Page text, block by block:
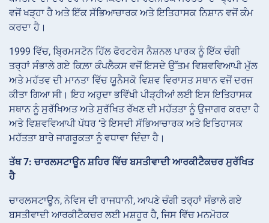
ਵਜੋਂ ਖੜ੍ਹਾ ਹੈ ਅਤੇ ਇੱਕ ਸੱਭਿਆਚਾਰਕ ਅਤੇ ਇਤਿਹਾਸਕ ਨਿਸ਼ਾਨ ਵਜੋਂ ਕੰਮ
ਕਰਦਾ ਹੈ।
1999 ਵਿੱਚ, ਬ੍ਰਿਮਸਟੋਨ ਹਿੱਲ ਫੋਰਟਰੇਸ ਨੈਸ਼ਨਲ ਪਾਰਕ ਨੂੰ ਇੱਕ ਚੰਗੀ
ਤਰ੍ਹਾਂ ਸੰਭਾਲੇ ਗਏ ਕਿਲ਼ਾ ਕੰਪਲੈਕਸ ਵਜੋਂ ਇਸਦੇ ਉੱਤਮ ਵਿਸ਼ਵਵਿਆਪੀ ਮੁੱਲ
ਅਤੇ ਮਹੱਤਵ ਦੀ ਮਾਨਤਾ ਵਿੱਚ ਯੂਨੈਸਕੋ ਵਿਸ਼ਵ ਵਿਰਾਸਤ ਸਥਾਨ ਵਜੋਂ ਦਰਜ
ਕੀਤਾ ਗਿਆ ਸੀ। ਇਹ ਅਹੁਦਾ ਭਵਿੱਖੀ ਪੀੜ੍ਹੀਆਂ ਲਈ ਇਸ ਇਤਿਹਾਸਕ
ਸਥਾਨ ਨੂੰ ਸੁਰੱਖਿਅਤ ਅਤੇ ਸੁਰੱਖਿਤ ਰੱਖਣ ਦੀ ਮਹੱਤਤਾ ਨੂੰ ਉਜਾਗਰ ਕਰਦਾ ਹੈ
ਅਤੇ ਵਿਸ਼ਵਵਿਆਪੀ ਪੱਧਰ ‘ਤੇ ਇਸਦੀ ਸੱਭਿਆਚਾਰਕ ਅਤੇ ਇਤਿਹਾਸਕ
ਮਹੱਤਤਾ ਬਾਰੇ ਜਾਗਰੂਕਤਾ ਨੂੰ ਵਧਾਵਾ ਦਿੰਦਾ ਹੈ।
ਤੱਥ 7: ਚਾਰਲਸਟਾਊਨ ਸ਼ਹਿਰ ਵਿੱਚ ਬਸਤੀਵਾਦੀ ਆਰਕੀਟੈਕਚਰ ਸੁਰੱਖਿਤ
ਹੈ
ਚਾਰਲਸਟਾਊਨ, ਨੇਵਿਸ ਦੀ ਰਾਜਧਾਨੀ, ਆਪਣੇ ਚੰਗੀ ਤਰ੍ਹਾਂ ਸੰਭਾਲੇ ਗਏ
ਬਸਤੀਵਾਦੀ ਆਰਕੀਟੈਕਚਰ ਲਈ ਮਸ਼ਹੂਰ ਹੈ, ਜਿਸ ਵਿੱਚ ਮਨਮੋਹਕ